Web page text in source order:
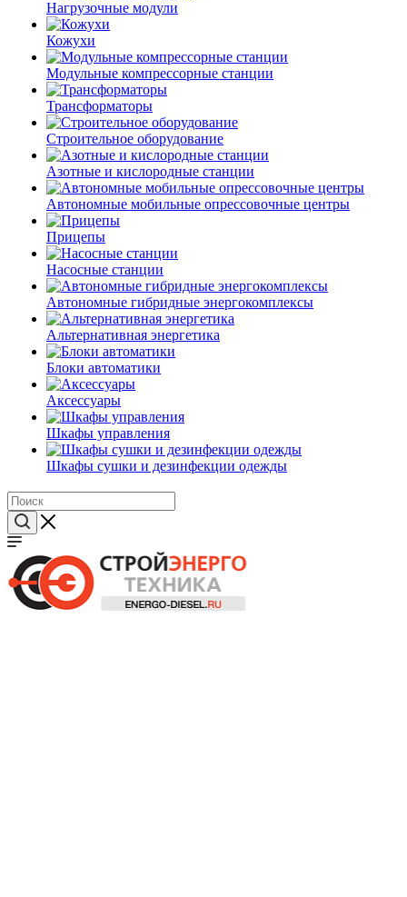
Нагрузочные модули
Кожухи
Модульные компрессорные станции
Трансформаторы
Строительное оборудование
Азотные и кислородные станции
Автономные мобильные опрессовочные центры
Прицепы
Насосные станции
Автономные гибридные энергокомплексы
Альтернативная энергетика
Блоки автоматики
Аксессуары
Шкафы управления
Шкафы сушки и дезинфекции одежды